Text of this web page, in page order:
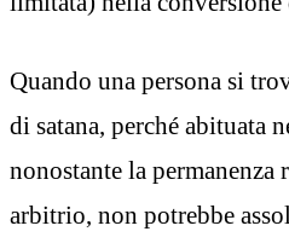
Quando una persona si
di satana, perché abituata
nonostante la permanenza
arbitrio, non potrebbe